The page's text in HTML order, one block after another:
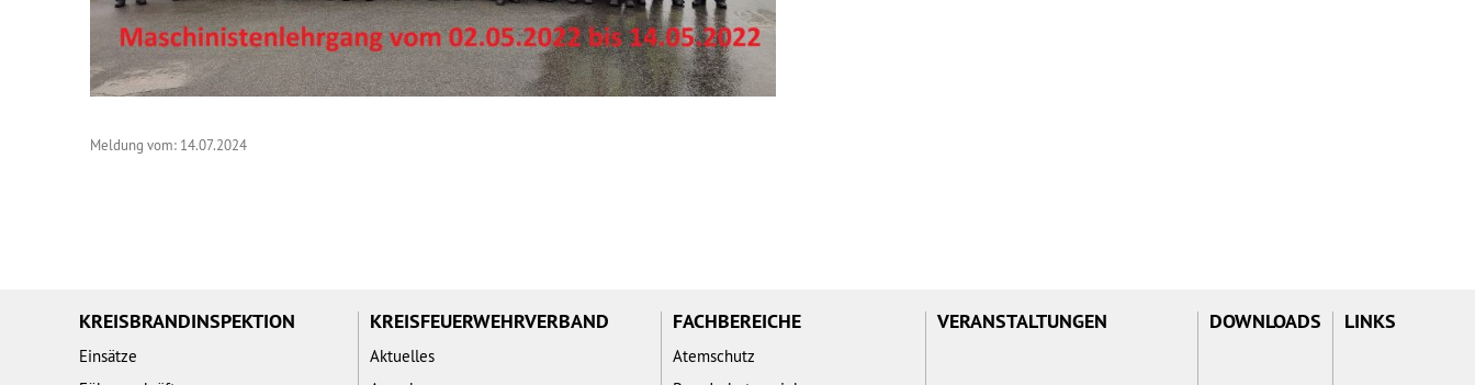
Meldung vom: 14.07.2024
KREISBRANDINSPEKTION
Einsätze
KREISFEUERWEHRVERBAND
Aktuelles
FACHBEREICHE
Atemschutz
VERANSTALTUNGEN DOWNLOADS LINKS